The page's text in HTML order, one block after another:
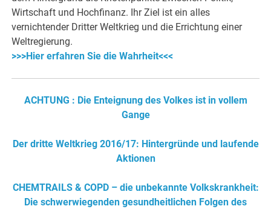
Wirtschaft und Hochfinanz. Ihr Ziel ist ein alles
vernichtender Dritter Weltkrieg und die Errichtung einer
Weltregierung.
>>>Hier erfahren Sie die Wahrheit<<<
ACHTUNG : Die Enteignung des Volkes ist in vollem
Gange
Der dritte Weltkrieg 2016/17: Hintergründe und laufende
Aktionen
CHEMTRAILS & COPD – die unbekannte Volkskrankheit:
Die schwerwiegenden gesundheitlichen Folgen des